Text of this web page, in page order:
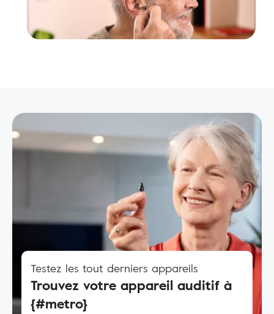
Testez les tout derniers appareils
Trouvez votre appareil auditif à
{#metro}